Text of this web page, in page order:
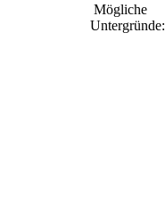
Mögliche
Untergründe: